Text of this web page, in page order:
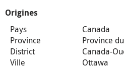
Origines
Pays
Canada
Province
Province
District
Canada-
Ville
Ottawa